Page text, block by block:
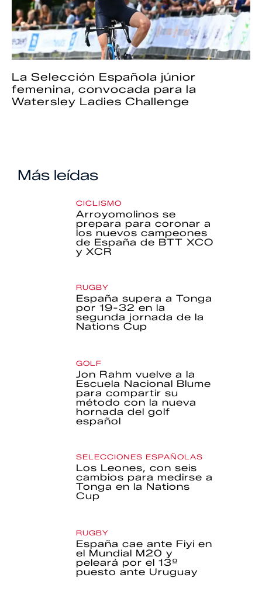
La Selección Española júnior
femenina, convocada para la
Watersley Ladies Challenge
Más leídas
CICLISMO
Arroyomolinos se
prepara para coronar a
los nuevos campeones
de España de BTT XCO
y XCR
RUGBY
España supera a Tonga
por 19-32 en la
segunda jornada de la
Nations Cup
GOLF
Jon Rahm vuelve a la
Escuela Nacional Blume
para compartir su
método con la nueva
hornada del golf
español
SELECCIONES ESPAÑOLAS
Los Leones, con seis
cambios para medirse a
Tonga en la Nations
Cup
RUGBY
España cae ante Fiyi en
el Mundial M20 y
peleará por el 13º
puesto ante Uruguay